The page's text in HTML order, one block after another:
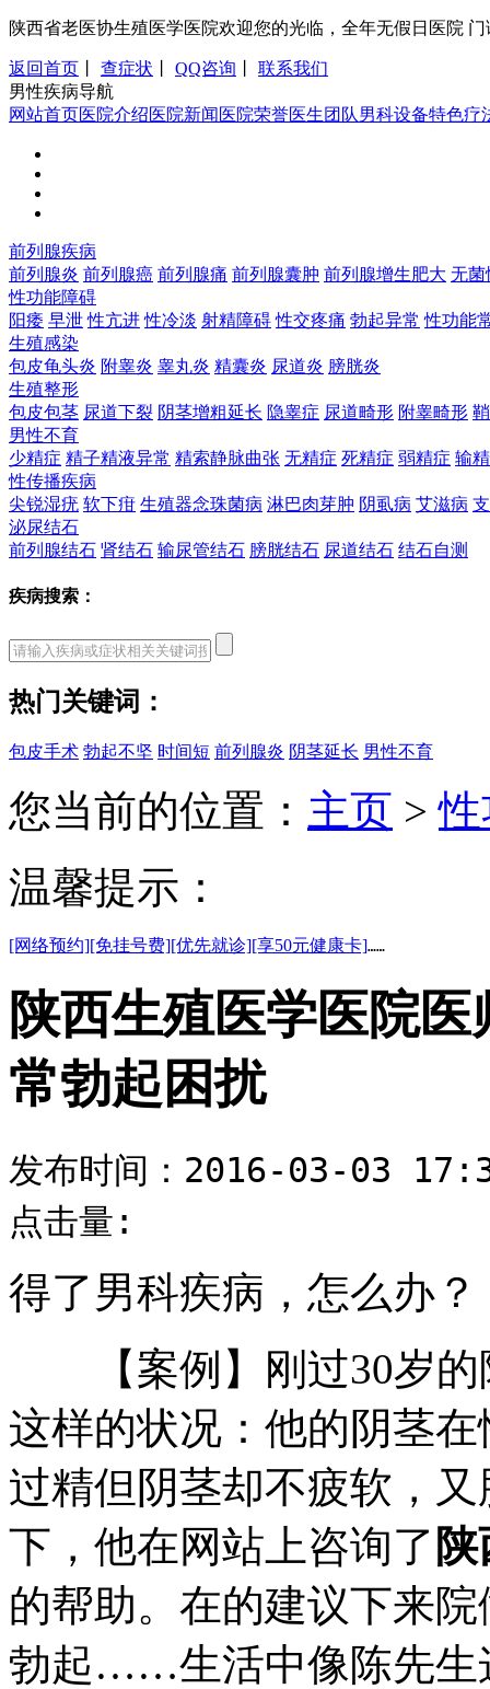
陕西省老医协生殖医学医院欢迎您的光临，全年无假日医院 门
返回首页 查症状 QQ咨询
联系我们
男性疾病导航
网站首页医院介绍医院新闻 医院荣誉医生团队男科设备特色疗
前列腺疾病
前列腺炎 前列腺癌 前列腺痛 前列腺囊肿 前列腺增生肥大 无菌
性功能障碍
阳痿 早泄 性亢进 性冷淡 射精障碍 性交疼痛 勃起异常 性功能
生殖感染
包皮龟头炎 附睾炎 睾丸炎 精囊炎 尿道炎 膀胱炎
生殖整形
包皮包茎 尿道下裂 阴茎增粗延长 隐睾症 尿道畸形 附睾畸形
男性不育
少精症 精子精液异常 精索静脉曲张 无精症 死精症 弱精症 输
性传播疾病
尖锐湿疣 软下疳 生殖器念珠菌病 淋巴肉芽肿 阴虱病 艾滋病
泌尿结石
前列腺结石 肾结石 输尿管结石 膀胱结石 尿道结石 结石自测
疾病搜索：
热门关键词：
包皮手术 勃起不坚 时间短 前列腺炎 阴茎延长 男性不育
您当前的位置： 主页 >
温馨提示：
[网络预约][免挂号费][优先就诊][享50元健康卡]……
陕西生殖医学医院
常勃起困扰
发布时间：2016-03-03
点击量:
得了男科疾病，怎么办？
【案例】刚过30岁的
这样的状况：他的阴茎
过精但阴茎却不疲软，
下，他在网站上咨询了
的帮助。在的建议下来
勃起……生活中像陈先生